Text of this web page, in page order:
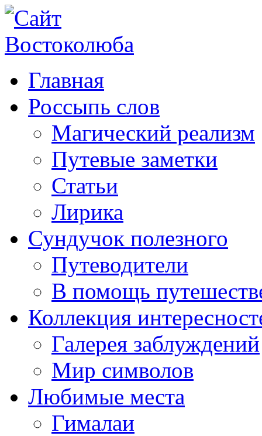
Главная
Россыпь слов
Магический реализм
Путевые заметки
Статьи
Лирика
Сундучок полезного
Путеводители
В помощь
Коллекция
Галерея заблуждений
Мир символов
Любимые места
Гималаи